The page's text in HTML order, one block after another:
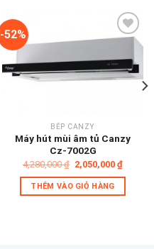
-52%
Add to
wishlist
BẾP CANZY
Máy hút mùi âm tủ Canzy
Cz-7002G
4,280,000₫ Giá
gốc
là:
4,280,000 ₫.
2,050,000 ₫Giá
hiện
tại
THÊM VÀO GIỎ HÀNG